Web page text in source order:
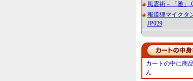
風霊術－「雅」
報道狸マイクタ
JP029
カートの中に商
ん